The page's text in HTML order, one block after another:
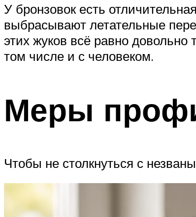
У бронзовок есть
выбрасывают летательные
этих жуков всё равно
том числе и с человеком.
Меры
Чтобы не столкнуться с